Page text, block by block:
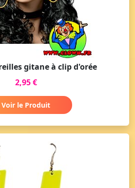
gitane à clip d'orée
2,95 €
Voir le Produit